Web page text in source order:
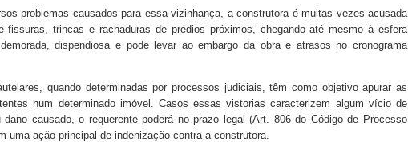
problemas causados para essa vizinhança, a construtora é muitas vezes acusada
fissuras, trincas e rachaduras de prédios próximos, chegando até mesmo à esfera
dispendiosa e pode levar ao embargo da obra e atrasos no cronograma
quando determinadas por processos judiciais, têm como objetivo apurar as
num determinado imóvel. Casos essas vistorias caracterizem algum vício de
dano causado, o requerente poderá no prazo legal (Art. 806 do Código de Processo
uma ação principal de indenização contra a construtora.